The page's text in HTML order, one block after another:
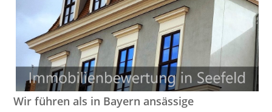
Wir führen als in Bayern ansässige